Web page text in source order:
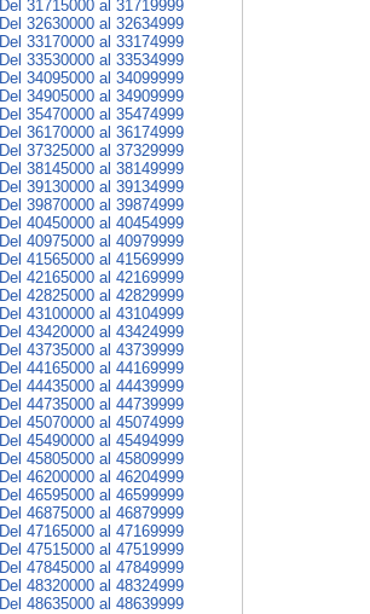
Del 31715000 al 31719999
Del 32630000 al 32634999
Del 33170000 al 33174999
Del 33530000 al 33534999
Del 34095000 al 34099999
Del 34905000 al 34909999
Del 35470000 al 35474999
Del 36170000 al 36174999
Del 37325000 al 37329999
Del 38145000 al 38149999
Del 39130000 al 39134999
Del 39870000 al 39874999
Del 40450000 al 40454999
Del 40975000 al 40979999
Del 41565000 al 41569999
Del 42165000 al 42169999
Del 42825000 al 42829999
Del 43100000 al 43104999
Del 43420000 al 43424999
Del 43735000 al 43739999
Del 44165000 al 44169999
Del 44435000 al 44439999
Del 44735000 al 44739999
Del 45070000 al 45074999
Del 45490000 al 45494999
Del 45805000 al 45809999
Del 46200000 al 46204999
Del 46595000 al 46599999
Del 46875000 al 46879999
Del 47165000 al 47169999
Del 47515000 al 47519999
Del 47845000 al 47849999
Del 48320000 al 48324999
Del 48635000 al 48639999